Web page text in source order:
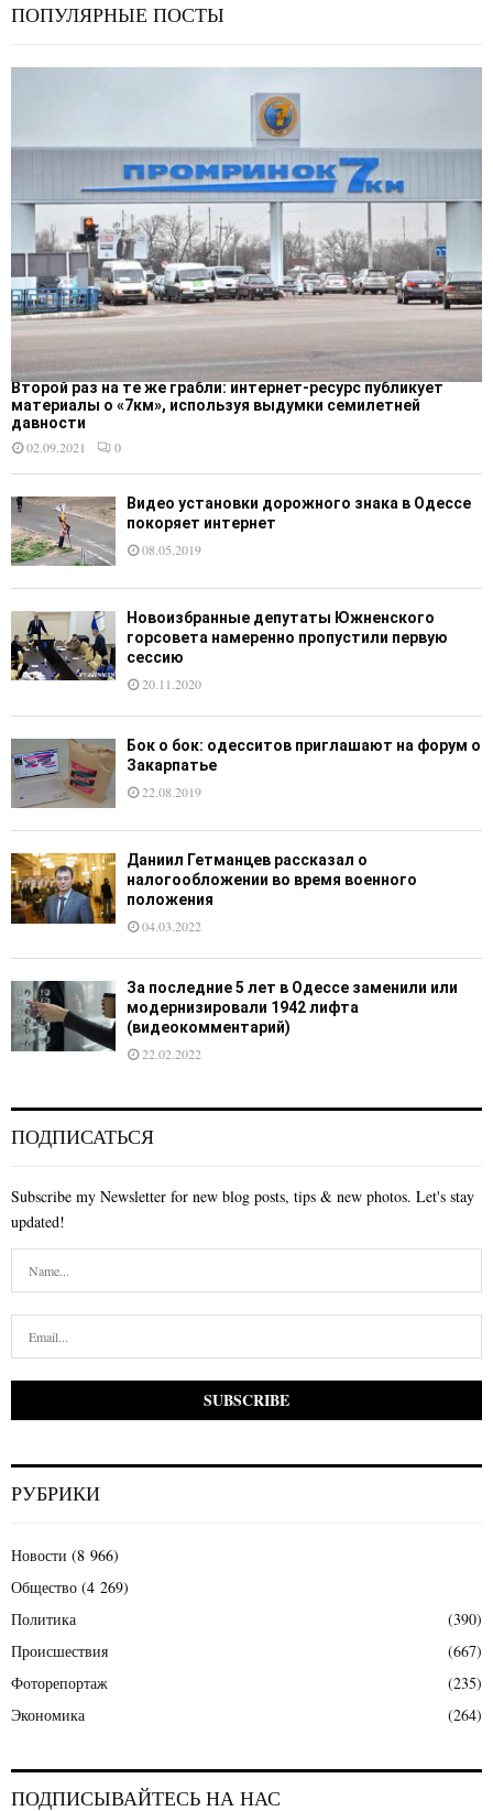
ПОПУЛЯРНЫЕ ПОСТЫ
Второй раз на те же грабли: интернет-ресурс публикует
материалы о «7км», используя выдумки семилетней
давности
02.09.2021
0
Видео установки дорожного знака в Одессе
покоряет интернет
08.05.2019
Новоизбранные депутаты Южненского
горсовета намеренно пропустили первую
сессию
20.11.2020
Бок о бок: одесситов приглашают на форум о
Закарпатье
22.08.2019
Даниил Гетманцев рассказал о
налогообложении во время военного
положения
04.03.2022
За последние 5 лет в Одессе заменили или
модернизировали 1942 лифта
(видеокомментарий)
22.02.2022
ПОДПИСАТЬСЯ
Subscribe my Newsletter for new blog posts, tips & new photos. Let's stay
updated!
РУБРИКИ
Новости (8 966)
Общество (4 269)
Политика
(390)
Происшествия
(667)
Фоторепортаж
(235)
Экономика
(264)
ПОДПИСЫВАЙТЕСЬ НА НАС